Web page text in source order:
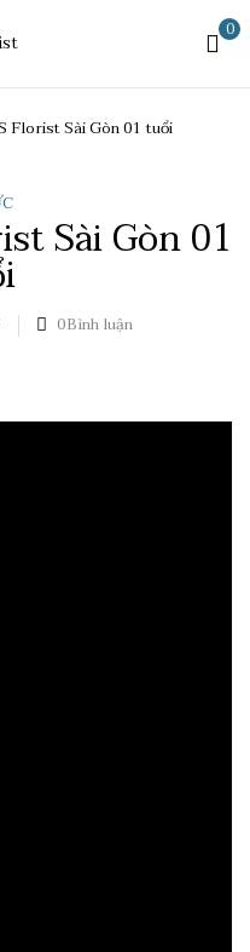
0
Florist Sài Gòn 01 tuổi
Sài Gòn 01
0Bình luận